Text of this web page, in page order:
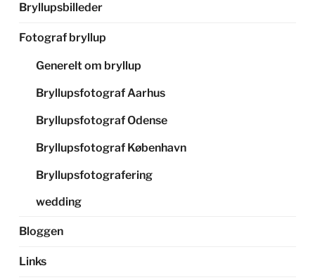
Bryllupsbilleder
Fotograf bryllup
Generelt om bryllup
Bryllupsfotograf Aarhus
Bryllupsfotograf Odense
Bryllupsfotograf København
Bryllupsfotografering
wedding
Bloggen
Links